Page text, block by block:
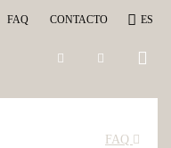
FAQ CONTACTO ES
Toggle
FAQ